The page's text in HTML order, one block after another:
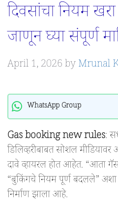
दिवसांचा नियम
जाणून घ्या संपूर्ण
April 1, 2026byMrunal
WhatsApp Group
Gas booking new rules:
डिलिव्हरीबाबत सोशल
दावे व्हायरल होत आहेत. “आता
“बुकिंगचे नियम पूर्ण बदलले” अशा
निर्माण झाला आहे.